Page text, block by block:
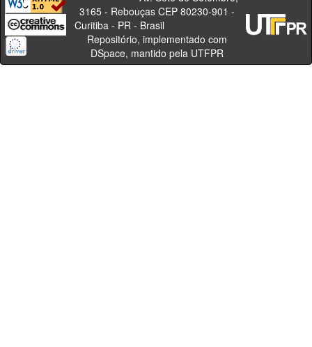
3165 - Rebouças CEP 80230-901 -
Curitiba - PR - Brasil
Repositório, implementado com
DSpace, mantido pela UTFPR